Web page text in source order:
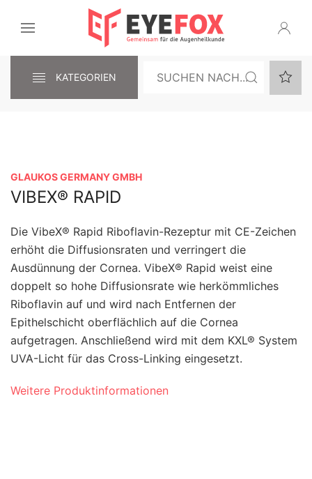
KATEGORIEN
GLAUKOS GERMANY GMBH
VIBEX® RAPID
Die VibeX® Rapid Riboflavin-Rezeptur mit CE-Zeichen
erhöht die Diffusionsraten und verringert die
Ausdünnung der Cornea. VibeX® Rapid weist eine
doppelt so hohe Diffusionsrate wie herkömmliches
Riboflavin auf und wird nach Entfernen der
Epithelschicht oberflächlich auf die Cornea
aufgetragen. Anschließend wird mit dem KXL® System
UVA-Licht für das Cross-Linking eingesetzt.
Weitere Produktinformationen